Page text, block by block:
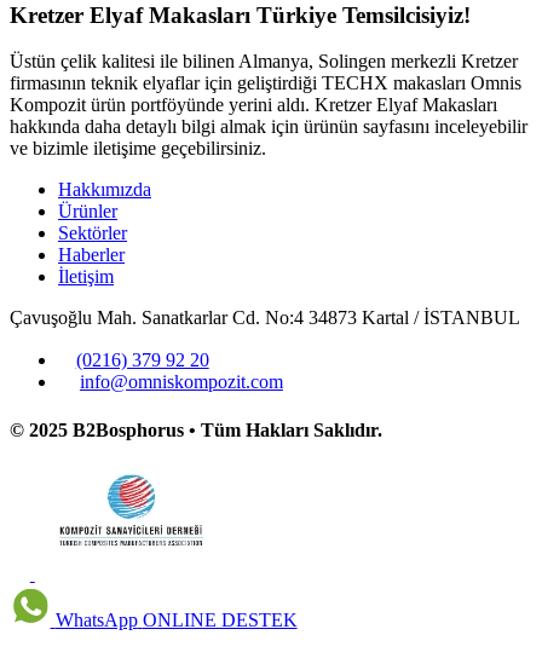
Kretzer Elyaf Makasları Türkiye Temsilcisiyiz!
Üstün çelik kalitesi ile bilinen Almanya, Solingen merkezli Kretzer
firmasının teknik elyaflar için geliştirdiği TECHX makasları Omnis
Kompozit ürün portföyünde yerini aldı. Kretzer Elyaf Makasları
hakkında daha detaylı bilgi almak için ürünün sayfasını inceleyebilir
ve bizimle iletişime geçebilirsiniz.
Hakkımızda
Ürünler
Sektörler
Haberler
İletişim
Çavuşoğlu Mah. Sanatkarlar Cd. No:4 34873 Kartal / İSTANBUL
(0216) 379 92 20
info@omniskompozit.com
© 2025 B2Bosphorus • Tüm Hakları Saklıdır.
WhatsApp ONLINE DESTEK